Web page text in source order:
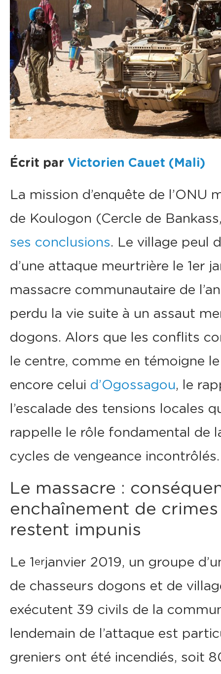
Écrit par Victorien Cauet (Mali)
La mission d’enquête de l’ONU
de Koulogon (Cercle de
ses conclusions. Le village peul
d’une attaque meurtrière le 1er
massacre communautaire de
perdu la vie suite à un assaut
dogons. Alors que les conflits
le centre, comme en témoigne
encore celui d’Ogossagou, le
l’escalade des tensions locales
rappelle le rôle fondamental de
cycles de vengeance incontrôlés.
Le massacre :
enchaînement de
restent impunis
Le 1 erjanvier 2019, un groupe
de chasseurs dogons et de
exécutent 39 civils de la
lendemain de l’attaque est
greniers ont été incendiés, soit